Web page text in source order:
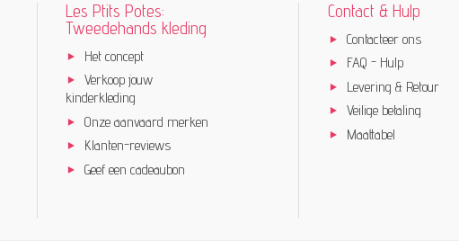
Les Ptits Potes:
Tweedehands kleding
Het concept
Verkoop jouw
kinderkleding
Onze aanvaard merken
Klanten-reviews
Geef een cadeaubon
Contact & Hulp
Contacteer ons
FAQ - Hulp
Levering & Retour
Veilige betaling
Maattabel